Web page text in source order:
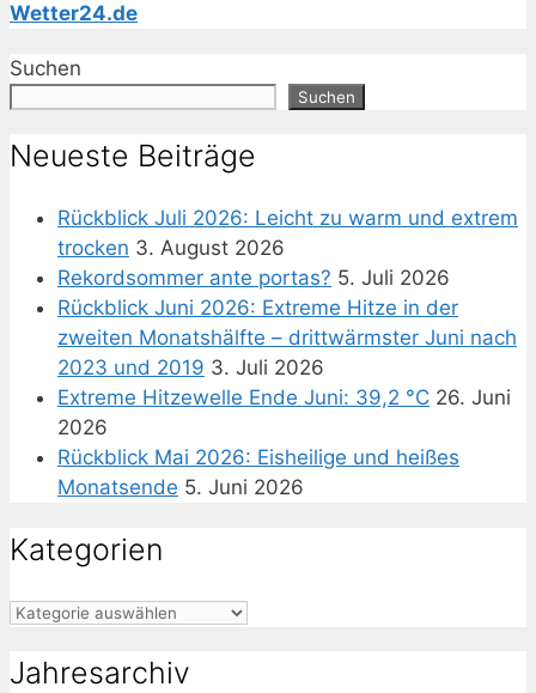
Wetter24.de
Suchen
Suchen
Neueste Beiträge
Rückblick Juli 2026: Leicht zu warm und extrem
trocken 3. August 2026
Rekordsommer ante portas? 5. Juli 2026
Rückblick Juni 2026: Extreme Hitze in der
zweiten Monatshälfte – drittwärmster Juni nach
2023 und 2019 3. Juli 2026
Extreme Hitzewelle Ende Juni: 39,2 °C 26. Juni
2026
Rückblick Mai 2026: Eisheilige und heißes
Monatsende 5. Juni 2026
Kategorien
Kategorien
Jahresarchiv